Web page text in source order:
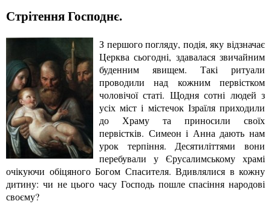
Стрітення Господнє.
З першого погляду, подія, яку відзначає
Церква сьогодні, здавалася звичайним
буденним явищем. Такі ритуали
проводили над кожним первістком
чоловічої статі. Щодня сотні людей з
усіх міст і містечок Ізраїля приходили
до Храму та приносили своїх
первістків. Симеон і Анна дають нам
урок терпіння. Десятиліттями вони
перебували у Єрусалимському храмі
очікуючи обіцяного Богом Спасителя. Вдивлялися в кожну
дитину: чи не цього часу Господь пошле спасіння народові
своєму?